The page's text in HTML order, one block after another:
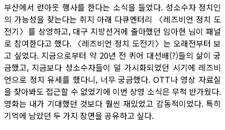
부산에서 런아웃 행사를 한다는 소식을 들었다. 성소수자 정치인
의 가능성을 찾는다는 취지 아래 다큐멘터리 〈레즈비언 정치 도
전기〉를 상영하고, 대구 지방선거에 출마했던 임아현 님이 패널
로 참여한다고 했다. 〈레즈비언 정치 도전기〉는 오래전부터 보
고 싶었다. 지금으로부터 약 20년 전 퀴어 대선배(?)들의 삶이 궁
금했고, 지금보다 성소수자들이 덜 가시화되었던 시기에 레즈비
언으로 정치 유세를 했다니, 너무 궁금했다. OTT나 영상 자료실
을 찾아봐도 접근할 수 없었기에 이번 상영 소식은 무척 반가웠다.
영화는 내가 기대했던 것보다 훨씬 재밌었고 감동적이었다. 특히
기억에 남았던 두 가지 장면을 공유하고 싶다.